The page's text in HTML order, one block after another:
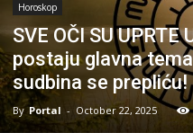
Horoskop
SVE OČI SU UPRTE
postaju glavna
sudbina se prepliću!
By Portal - October 22, 2025